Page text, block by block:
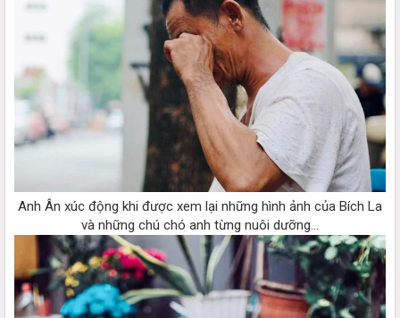
Anh Ân xúc động khi được xem lại những hình ảnh của Bích La
và những chú chó anh từng nuôi dưỡng...